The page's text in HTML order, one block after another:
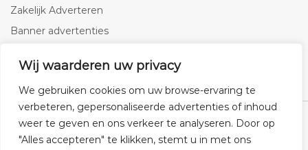
Wij waarderen uw privacy
We gebruiken cookies om uw browse-ervaring te
verbeteren, gepersonaliseerde advertenties of inhoud
weer te geven en ons verkeer te analyseren. Door op
"Alles accepteren" te klikken, stemt u in met ons
Zakelijk Adverteren
Banner advertenties
SEO copywriting